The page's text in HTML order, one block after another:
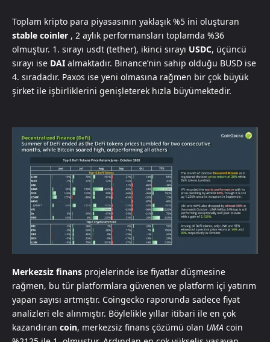
Toplam kripto para piyasasının yaklaşık %5 ini oluşturan
stable coinler , 2 aylık performansları toplamda %36
olmuştur. 1. sırayı usdt (tether), ikinci sırayı USDC, üçüncü
sırayı ise DAI almaktadır. Binance’nin sahip olduğu BUSD ise
4. sıradadır. Paxos ise yeni olmasına rağmen bir çok büyük
şirket ile işbirliklerini genişleterek hızla büyümektedir.
Merkezsiz finans projelerinde ise fiyatlar düşmesine
rağmen, bu tür platformlara güvenen ve platform içi yatırım
yapan sayısı artmıştır. Coingecko raporunda sadece fiyat
analizleri ele alınmıştır. Böylelikle yıllar itibari ile en çok
kazandıran coin, merkezsiz finans çözümü olan UMA coin